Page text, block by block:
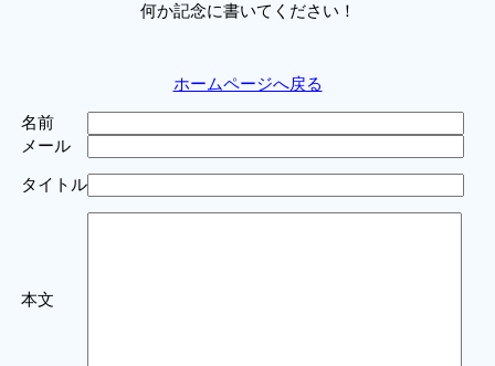
何か記念に書いてください！
ホームページへ戻る
名前
メール
タイトル
本文